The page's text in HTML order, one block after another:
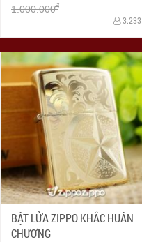
1.000.000đ
3.233
BẬT LỬA ZIPPO KHẮC HUÂN
CHƯƠNG